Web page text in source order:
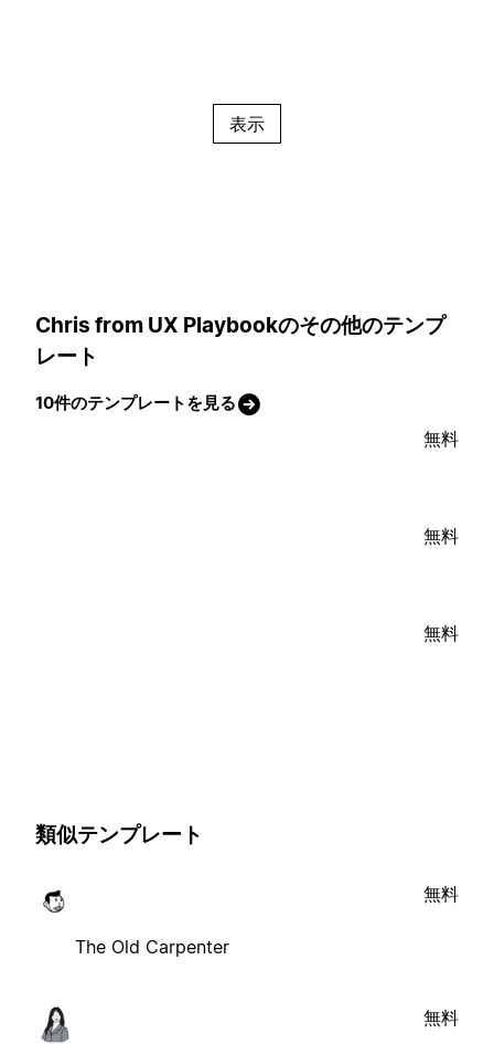
表示
Chris from UX Playbookのその他のテンプ
レート
10件のテンプレートを見る
無料
無料
無料
類似テンプレート
The Old Carpenter
無料
無料